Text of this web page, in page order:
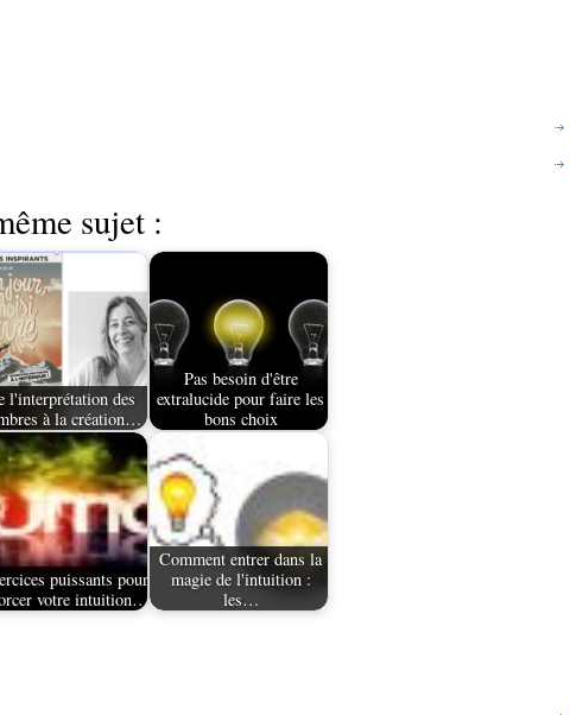
sujet :
l'interprétation des
à la création…
Pas besoin d'être
extralucide pour faire les
bons choix
puissants pour
votre intuition…
Comment entrer dans la
magie de l'intuition :
les…